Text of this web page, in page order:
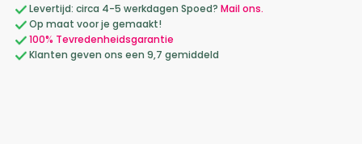
Levertijd: circa 4-5 werkdagen Spoed? Mail ons.
Op maat voor je gemaakt!
100% Tevredenheidsgarantie
Klanten geven ons een 9,7 gemiddeld